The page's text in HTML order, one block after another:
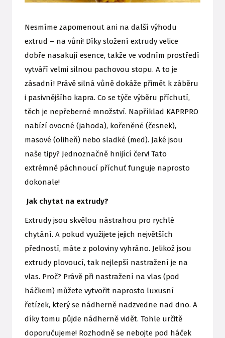
Nesmíme zapomenout ani na další výhodu
extrud – na vůni! Díky složení extrudy velice
dobře nasakují esence, takže ve vodním prostředí
vytváří velmi silnou pachovou stopu. A to je
zásadní! Právě silná vůně dokáže přimět k záběru
i pasivnějšího kapra. Co se týče výběru příchutí,
těch je nepřeberné množství. Například KAPRPRO
nabízí ovocné (jahoda), kořeněné (česnek),
masové (oliheň) nebo sladké (med). Jaké jsou
naše tipy? Jednoznačně hnijící červ! Tato
extrémně páchnoucí příchuť funguje naprosto
dokonale!
Jak chytat na extrudy?
Extrudy jsou skvělou nástrahou pro rychlé
chytání. A pokud využijete jejich největších
předností, máte z poloviny vyhráno. Jelikož jsou
extrudy plovoucí, tak nejlepší nastražení je na
vlas. Proč? Právě při nastražení na vlas (pod
háčkem) můžete vytvořit naprosto luxusní
řetízek, který se nádherně nadzvedne nad dno. A
díky tomu půjde nádherně vidět. Tohle určitě
doporučujeme! Rozhodně se nebojte pod háček